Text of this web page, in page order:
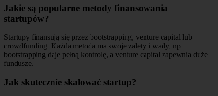
Jakie są popularne metody finansowania
startupów?
Startupy finansują się przez bootstrapping, venture capital lub
crowdfunding. Każda metoda ma swoje zalety i wady, np.
bootstrapping daje pełną kontrolę, a venture capital zapewnia duże
fundusze.
Jak skutecznie skalować startup?